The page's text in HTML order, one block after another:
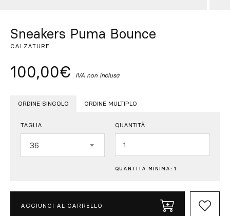
Sneakers Puma Bounce
CALZATURE
100,00€ IVA non inclusa
ORDINE SINGOLO ORDINE MULTIPLO
TAGLIA
36
QUANTITÀ
QUANTITÀ MINIMA: 1
AGGIUNGI AL CARRELLO